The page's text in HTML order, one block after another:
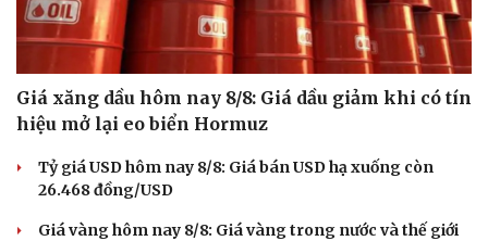
Giá xăng dầu hôm nay 8/8: Giá dầu giảm khi có tín
hiệu mở lại eo biển Hormuz
Tỷ giá USD hôm nay 8/8: Giá bán USD hạ xuống còn
26.468 đồng/USD
Giá vàng hôm nay 8/8: Giá vàng trong nước và thế giới